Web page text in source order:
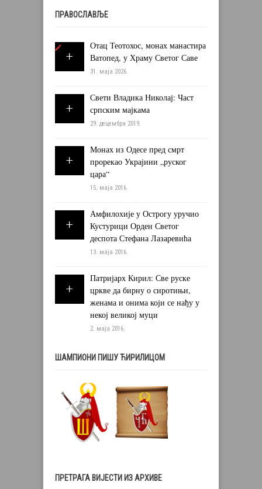
ПРАВОСЛАВЉЕ
Отац Теотохос, монах манастира
Ватопед, у Храму Светог Саве
31. маја 2026.
Свети Владика Николај: Част
српским мајкама
29. децембра 2019.
Монах из Одесе пред смрт
прорекао Украјини „руског
цара“
15. маја 2016.
Амфилохије у Острогу уручио
Кустурици Орден Светог
деспота Стефана Лазаревића
13. маја 2016.
Патријарх Кирил: Све руске
цркве да бирну о сиротињи,
женама и онима који се нађу у
некој великој муци
2. маја 2016.
ШАМПИОНИ ПИШУ ЋИРИЛИЦОМ
ПРЕТРАГА ВИЈЕСТИ ИЗ АРХИВЕ